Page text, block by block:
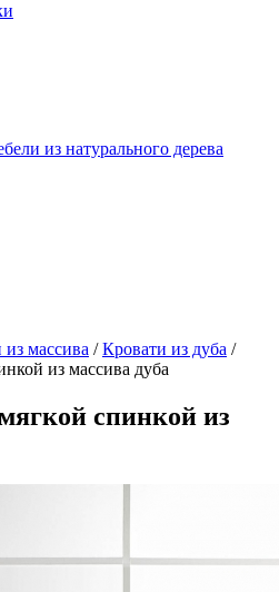
из натурального дерева
массива /Кровати из дуба /
из массива дуба
спинкой из